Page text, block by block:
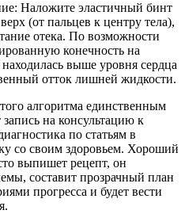
Наложите эластичный бинт
(от пальцев к центру тела),
отека. По возможности
конечность на
выше уровня сердца
отток лишней жидкости.
алгоритма единственным
на консультацию к
по статьям в
со своим здоровьем. Хороший
выпишет рецепт, он
составит прозрачный план
прогресса и будет вести